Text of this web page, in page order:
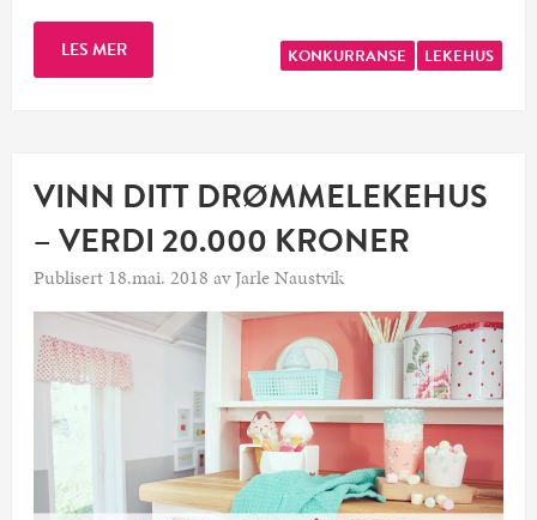
LES MER KONKURRANSE LEKEHUS
VINN DITT DRØMMELEKEHUS
– VERDI 20.000 KRONER
Publisert 18.mai. 2018 av Jarle Naustvik